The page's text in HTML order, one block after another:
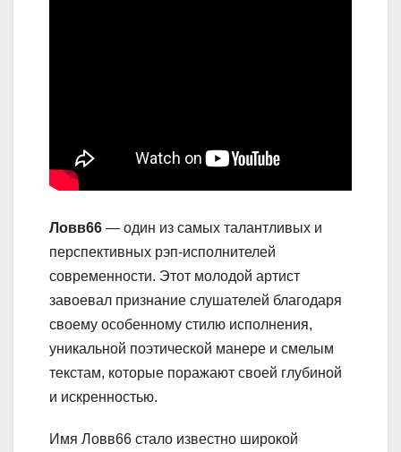
Ловв66 — один из самых талантливых и
перспективных рэп-исполнителей
современности. Этот молодой артист
завоевал признание слушателей благодаря
своему особенному стилю исполнения,
уникальной поэтической манере и смелым
текстам, которые поражают своей глубиной
и искренностью.
Имя Ловв66 стало известно широкой